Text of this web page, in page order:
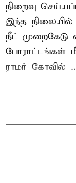
நிறைவு
இந்த
நீட் முறைகேடு
போராட்டங்கள்
ராமர் கோவில்